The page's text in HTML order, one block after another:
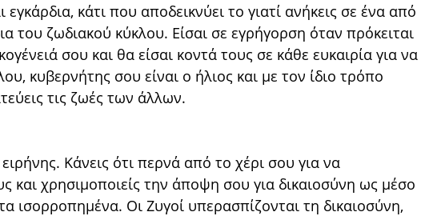
εγκάρδια, κάτι που αποδεικνύει το γιατί ανήκεις σε ένα από
του ζωδιακού κύκλου. Είσαι σε εγρήγορση όταν πρόκειται
σου και θα είσαι κοντά τους σε κάθε ευκαιρία για να
κυβερνήτης σου είναι ο ήλιος και με τον ίδιο τρόπο
τις ζωές των άλλων.
Κάνεις ότι περνά από το χέρι σου για να
και χρησιμοποιείς την άποψη σου για δικαιοσύνη ως μέσο
ισορροπημένα. Οι Ζυγοί υπερασπίζονται τη δικαιοσύνη,